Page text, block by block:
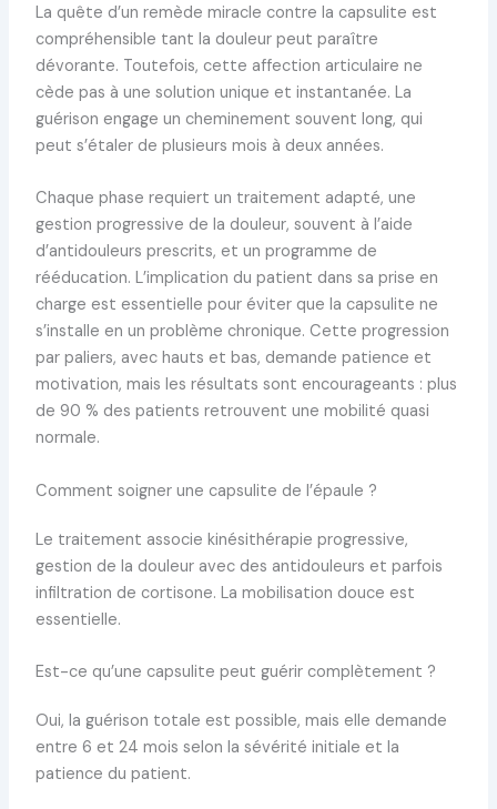
La quête d’un remède miracle contre la capsulite est
compréhensible tant la douleur peut paraître
dévorante. Toutefois, cette affection articulaire ne
cède pas à une solution unique et instantanée. La
guérison engage un cheminement souvent long, qui
peut s’étaler de plusieurs mois à deux années.
Chaque phase requiert un traitement adapté, une
gestion progressive de la douleur, souvent à l’aide
d’antidouleurs prescrits, et un programme de
rééducation. L’implication du patient dans sa prise en
charge est essentielle pour éviter que la capsulite ne
s’installe en un problème chronique. Cette progression
par paliers, avec hauts et bas, demande patience et
motivation, mais les résultats sont encourageants : plus
de 90 % des patients retrouvent une mobilité quasi
normale.
Comment soigner une capsulite de l’épaule ?
Le traitement associe kinésithérapie progressive,
gestion de la douleur avec des antidouleurs et parfois
infiltration de cortisone. La mobilisation douce est
essentielle.
Est-ce qu’une capsulite peut guérir complètement ?
Oui, la guérison totale est possible, mais elle demande
entre 6 et 24 mois selon la sévérité initiale et la
patience du patient.